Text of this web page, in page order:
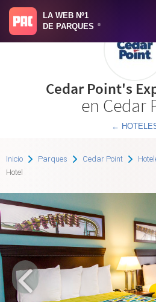
LA WEB Nº1
DE PARQUES
®
Cedar Point's
en Cedar
←
Inicio Parques Cedar Point
Hotel